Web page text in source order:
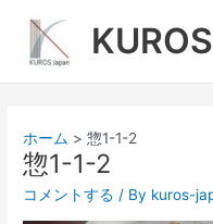
ス
ホーム 惣1-1-2
惣1-1-2
コメントする / By kuros-